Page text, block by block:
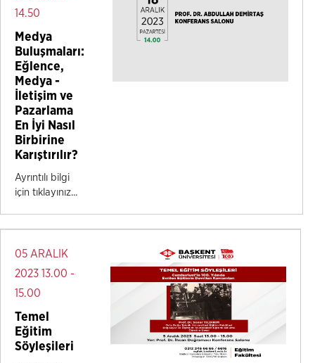
14.50
Medya
Buluşmaları:
Eğlence,
Medya -
İletişim ve
Pazarlama
En İyi Nasıl
Birbirine
Karıştırılır?
Ayrıntılı bilgi
için tıklayınız...
05 ARALIK
2023 13.00 -
15.00
Temel
Eğitim
Söyleşileri